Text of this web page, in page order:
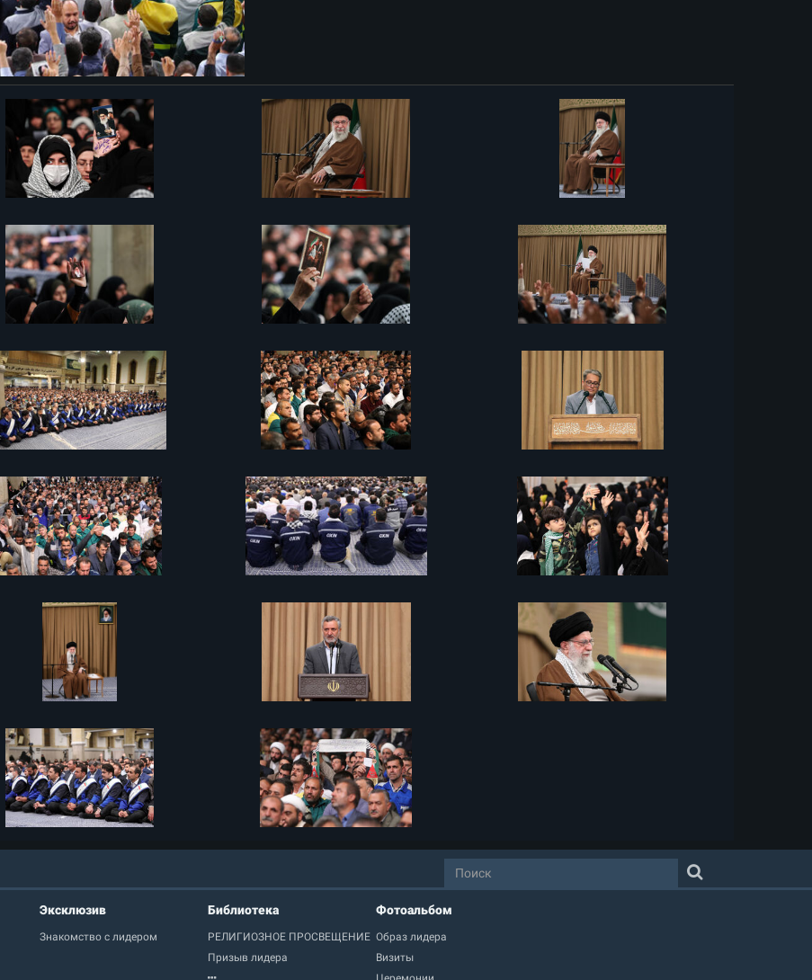
Эксклюзив
Знакомство с лидером
Библиотека
РЕЛИГИОЗНОЕ ПРОСВЕЩЕНИЕ
Призыв лидера
Фотоальбом
Образ лидера
Визиты